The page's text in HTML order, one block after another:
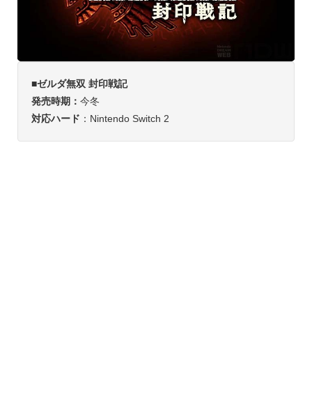
■ゼルダ無双 封印戦記
発売時期： 今冬
対応ハード ：Nintendo Switch 2